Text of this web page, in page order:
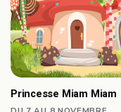
Princesse Miam Miam